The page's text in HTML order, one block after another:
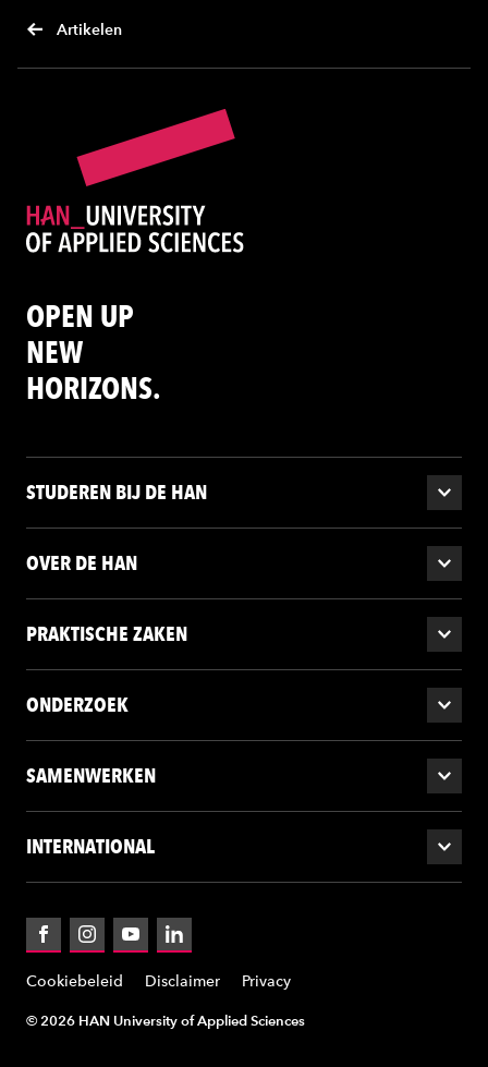
Artikelen
OPEN UP
NEW
HORIZONS.
STUDEREN BIJ DE HAN
OVER DE HAN
PRAKTISCHE ZAKEN
ONDERZOEK
SAMENWERKEN
INTERNATIONAL
FacebookInstagramYouTubeLinkedIn
Cookiebeleid Disclaimer Privacy
© 2026 HAN University of Applied Sciences